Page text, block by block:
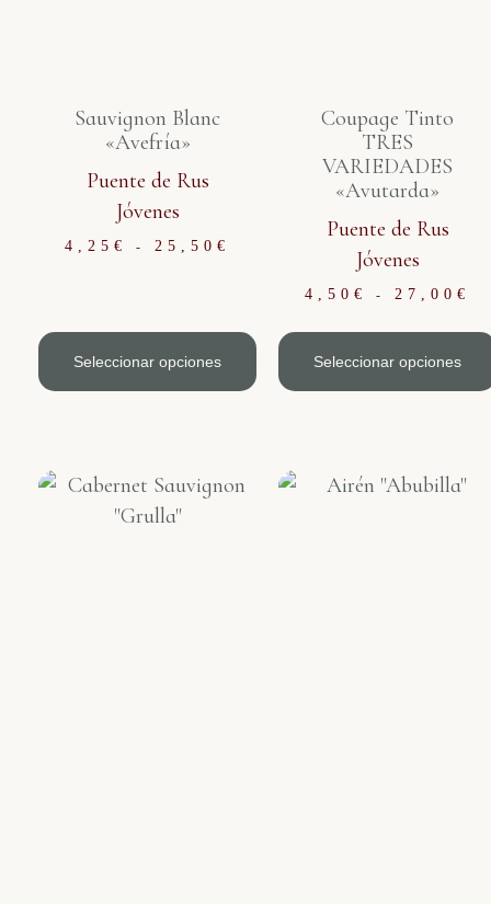
Sauvignon Blanc
«Avefría»
Puente de Rus
Jóvenes
4,25 € - 25,50 €
Seleccionar opciones
Coupage Tinto
TRES
VARIEDADES
«Avutarda»
Puente de Rus
Jóvenes
4,50 € - 27,00 €
Seleccionar opciones